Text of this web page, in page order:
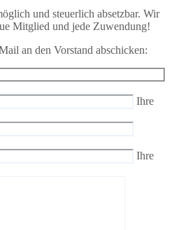
und steuerlich absetzbar. Wir
Mitglied und jede Zuwendung!
an den Vorstand abschicken:
Ihre
Ihre